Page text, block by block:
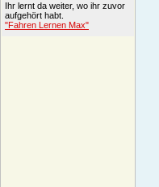
Ihr lernt da weiter, wo ihr zuvor
aufgehört habt.
"Fahren Lernen Max"